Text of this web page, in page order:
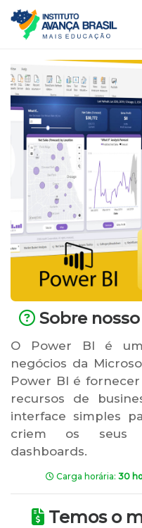
Sobre
O Power BI é
negócios da
Power BI é fornecer
recursos de
interface simples
criem os seus
dashboards.
Carga horária: 30
Temos o